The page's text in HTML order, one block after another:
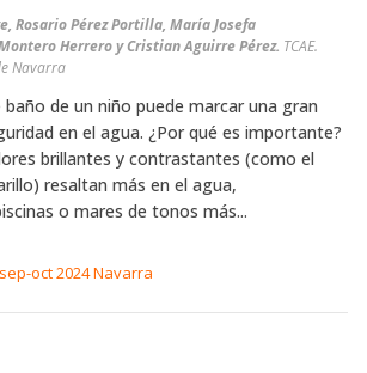
Rosario Pérez Portilla, María Josefa
Herrero y Cristian Aguirre Pérez. TCAE.
Navarra
de un niño puede marcar una gran
en el agua. ¿Por qué es importante?
brillantes y contrastantes (como el
resaltan más en el agua,
o mares de tonos más...
oct 2024 Navarra